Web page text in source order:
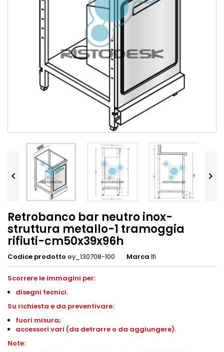
 
Retrobanco bar neutro inox-
struttura metallo-1 tramoggia
rifiuti-cm50x39x96h
Codice prodotto ey_130708-100 Marca Ifi
Scorrere le immagini per:
disegni tecnici.
Su richiesta e da preventivare:
fuori misura;
accessori vari (da detrarre o da aggiungere).
Note: